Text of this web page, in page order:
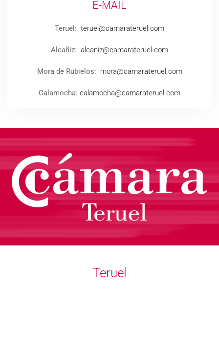
E-MAIL
Teruel: teruel@camarateruel.com
Alcañiz: alcaniz@camarateruel.com
Mora de Rubielos: mora@camarateruel.com
Calamocha: calamocha@camarateruel.com
Teruel